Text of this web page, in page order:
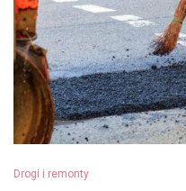
Drogi i remonty